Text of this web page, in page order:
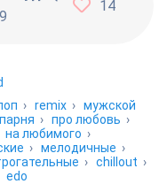
14
›remix ›мужской
›про любовь ›
на любимого ›
›мелодичные ›
›chillout ›
edo